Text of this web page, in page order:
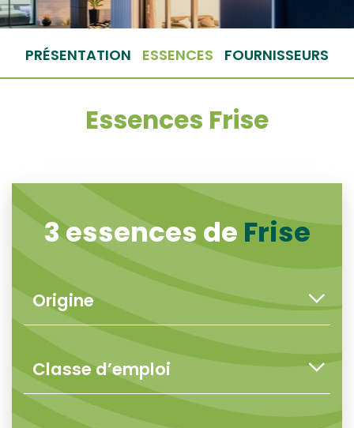
PRÉSENTATION ESSENCES FOURNISSEURS
Essences Frise
3 essences de Frise